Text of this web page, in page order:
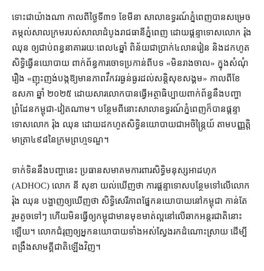
ទោះជា​យ៉ាងណា កាលពី​ថ្ងៃទី​៣១ ខែ​មីនា សាលាឧទ្ធរណ៍​ភ្នំពេញ​បានសម្រេច​
តម្កល់​សាលក្រម​របស់​សាលាដំបូង​រាជធានី​ភ្នំពេញ ដោយ​ផ្ដន្ទាទោស​លោក រ៉ុង
ឈុន ឲ្យ​ជាប់ពន្ធនាគារ​រយៈពេល​៤​ឆ្នាំ ពិន័យ​ជា​ប្រាក់​៤​លាន​រៀន និង​ដកហូត​
សិទ្ធិ​ធ្វើ​នយោបាយ ពាក់ព័ន្ធ​ការចោទប្រកាន់​ពី​បទ «​មិន​រាងចាល​» ក្នុង​សំណុំ
រឿង «​ញុះញង់​បង្ក​ឱ្យ​មាន​ភាព​វឹកវរ​ធ្ងន់ធ្ងរ​ដល់​សន្តិសុខ​សង្គម​» កាលពី​ខែ​
ឧសភា ឆ្នាំ ២០២៥ ដោយសារ​លោក​បាន​ធ្វើ​អត្ថាធិប្បាយ​ពាក់ព័ន្ធ​នឹង​បញ្ហា​
ព្រំដែន​កម្ពុជា​-​វៀតណាម។ បន្ថែម​ពី​នោះ​សាលាឧទ្ធរណ៍​ភ្នំពេញ​ក៏បាន​ផ្ដន្ទា
ទោស​លោក រ៉ុង ឈុន ដោយ​ដកហូត​សិទ្ធិ​នយោបាយ​ជា​អចិន្ត្រៃយ៍ តាម​បញ្ញត្តិ​
មាត្រា​៤៩៨​នៃ​ក្រមព្រហ្មទណ្ឌ។
ទាក់ទិន​នឹង​បញ្ហា​នេះ ប្រធាន​សមាគម​ការពារ​សិទ្ធិមនុស្ស​អាដហុក
(ADHOC) លោក នី សុខា យល់ឃើញ​ថា ការ​ផ្ដន្ទាទោស​បន្ថែម​ទៅ​លើ​លោក
រ៉ុង ឈុន បង្ហាញ​ឲ្យ​ឃើញ​ថា សិទ្ធិ​សេរីភាព​ផ្នែក​នយោបាយ​នៅ​កម្ពុជា កាន់តែ​
រួម​តូច​ទៅៗ ហើយ​មិន​ធ្វើ​ឲ្យ​កម្ពុជា​មានមុខមាត់​ល្អ​នៅ​លើ​ឆាក​អន្តរជាតិ​នោះ​
ឡើយ​។ លោក​ជំរុញ​ឲ្យ​អ្នក​នយោបាយ​ទាំងអស់​ស្វែងរក​ដំណោះស្រាយ ដើម្បី​
ពង្រឹង​សាមគ្គី​ជាតិ​ឡើងវិញ។